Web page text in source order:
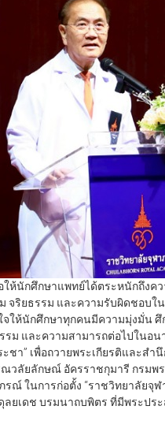
ห้นักศึกษาแพทย์ได้ตระหนักถึง
ริยธรรม และความรับผิดชอบใ
จให้นักศึกษาทุกคนมีความมุ่งมั่น
ม และความสามารถต่อไปในอ
ะชา” เพื่อถวายพระเกียรติและส
ณวลัยลักษณ์ อัครราชกุมารี กรม
ณ์ ในการก่อตั้ง “ราชวิทยาลัยจุ
ยเดช บรมนาถบพิตร ที่มีพระป